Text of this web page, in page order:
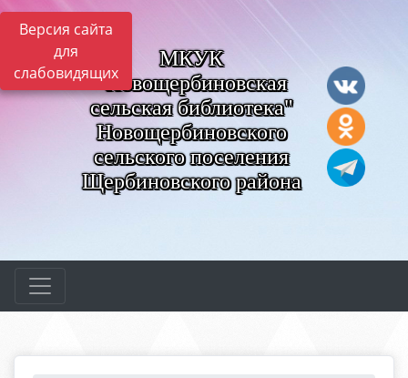
Версия сайта
для
слабовидящих
МКУК
"Новощербиновская
сельская библиотека"
Новощербиновского
сельского поселения
Щербиновского района